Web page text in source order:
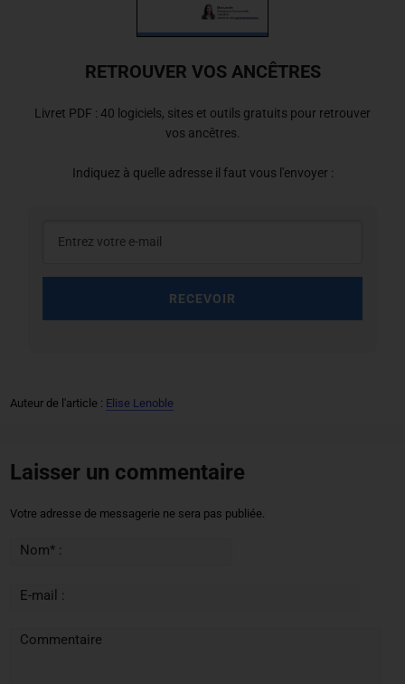
RETROUVER VOS ANCÊTRES
Livret PDF : 40 logiciels, sites et outils gratuits pour retrouver
vos ancêtres.
Indiquez à quelle adresse il faut vous l'envoyer :
RECEVOIR
Auteur de l'article : Elise Lenoble
Laisser un commentaire
Votre adresse de messagerie ne sera pas publiée.
Nom* :
E-mail :
Commentaire